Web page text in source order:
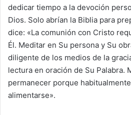
dedicar tiempo a la devoción
Dios. Solo abrían la Biblia para
dice: «La comunión con Cristo
Él. Meditar en Su persona y Su
diligente de los medios de la
lectura en oración de Su Palabra.
permanecer porque
alimentarse».